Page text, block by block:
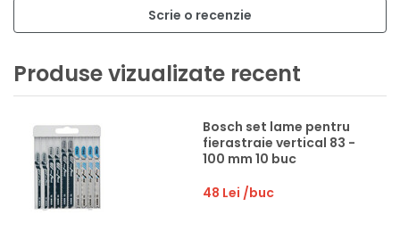
Scrie o recenzie
Produse vizualizate recent
Bosch set lame pentru
fierastraie vertical 83 -
100 mm 10 buc
48 Lei /buc